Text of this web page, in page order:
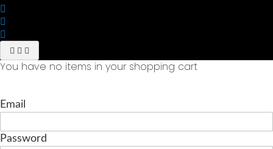
You have no items in your shopping cart
Email
Password